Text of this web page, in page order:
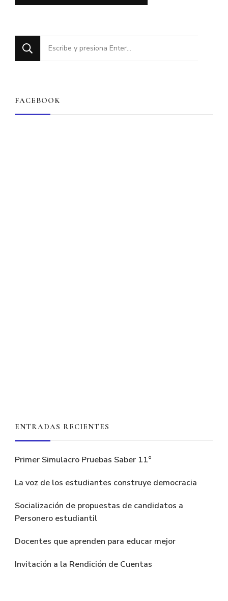
¿Buscas
algo?
FACEBOOK
ENTRADAS RECIENTES
Primer Simulacro Pruebas Saber 11°
La voz de los estudiantes construye democracia
Socialización de propuestas de candidatos a
Personero estudiantil
Docentes que aprenden para educar mejor
Invitación a la Rendición de Cuentas